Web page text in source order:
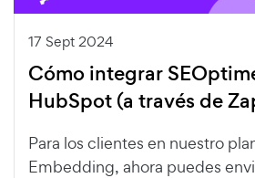
17 Sept 2024
Cómo integrar
HubSpot (a través de
Para los clientes en nuestro
Embedding, ahora puedes